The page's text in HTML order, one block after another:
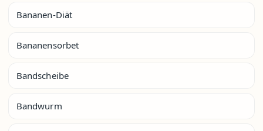
Bananen-Diät
Bananensorbet
Bandscheibe
Bandwurm